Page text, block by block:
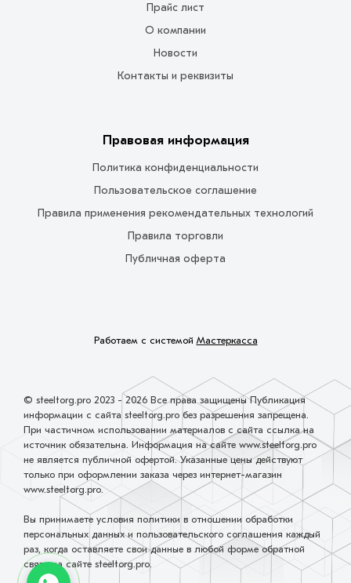
Прайс лист
О компании
Новости
Контакты и реквизиты
Правовая информация
Политика конфиденциальности
Пользовательское соглашение
Правила применения рекомендательных технологий
Правила торговли
Публичная оферта
Работаем с системой Мастеркасса
© steeltorg.pro 2023 - 2026 Все права защищены Публикация
информации с сайта steeltorg.pro без разрешения запрещена.
При частичном использовании материалов с сайта ссылка на
источник обязательна. Информация на сайте www.steeltorg.pro
не является публичной офертой. Указанные цены действуют
только при оформлении заказа через интернет-магазин
www.steeltorg.pro.
Вы принимаете условия политики в отношении обработки
персональных данных и пользовательского соглашения каждый
раз, когда оставляете свои данные в любой форме обратной
связи на сайте steeltorg.pro.